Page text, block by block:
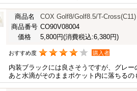
商品名
COX Golf8/Golf8.5/T-
商品番号 CO90V08004
価格
5,800円(消費税込:6,380円)
おすすめ度 購入者
内装ブラックには良さそうですが、グレ
あと水滴がそのままポケット内に落ちるの